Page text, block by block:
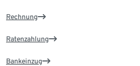
Rechnung
Ratenzahlung
Bankeinzug